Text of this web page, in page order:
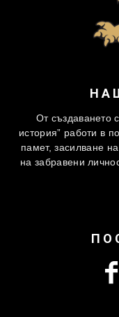
От създаването
история” работи в
памет, засилване
на забравени